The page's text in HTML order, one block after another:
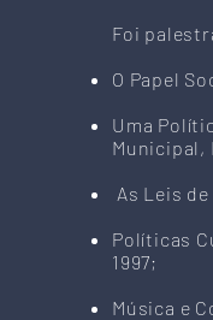
Foi
O Papel
Uma
Municipal,
As Leis
Políticas
1997;
Música e